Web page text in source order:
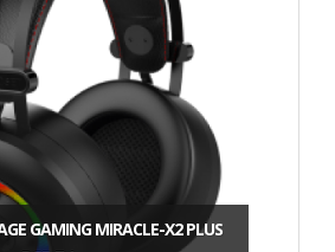
GAMING MIRACLE-X2 PLUS